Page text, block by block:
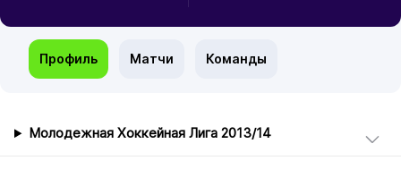
Профиль Матчи Команды
Молодежная Хоккейная Лига 2013/14